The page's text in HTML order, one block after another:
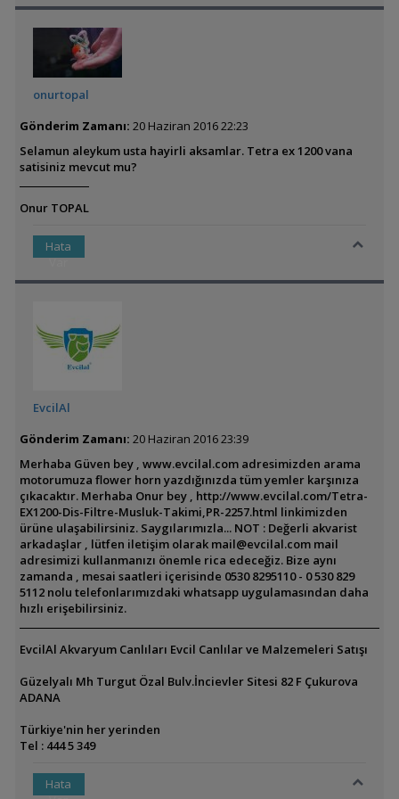
onurtopal
Gönderim Zamanı: 20 Haziran 2016 22:23
Selamun aleykum usta hayirli aksamlar. Tetra ex 1200 vana
satisiniz mevcut mu?
Onur TOPAL
Hata
Var
EvcilAl
Gönderim Zamanı: 20 Haziran 2016 23:39
Merhaba Güven bey , www.evcilal.com adresimizden arama
motorumuza flower horn yazdığınızda tüm yemler karşınıza
çıkacaktır. Merhaba Onur bey , http://www.evcilal.com/Tetra-
EX1200-Dis-Filtre-Musluk-Takimi,PR-2257.html linkimizden
ürüne ulaşabilirsiniz. Saygılarımızla... NOT : Değerli akvarist
arkadaşlar , lütfen iletişim olarak mail@evcilal.com mail
adresimizi kullanmanızı önemle rica edeceğiz. Bize aynı
zamanda , mesai saatleri içerisinde 0530 8295110 - 0 530 829
5112 nolu telefonlarımızdaki whatsapp uygulamasından daha
hızlı erişebilirsiniz.
EvcilAl Akvaryum Canlıları Evcil Canlılar ve Malzemeleri Satışı
Güzelyalı Mh Turgut Özal Bulv.İncievler Sitesi 82 F Çukurova
ADANA
Türkiye'nin her yerinden
Tel : 444 5 349
Hata